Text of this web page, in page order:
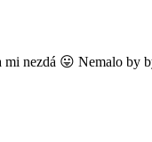
mi nezdá 😛 Nemalo by